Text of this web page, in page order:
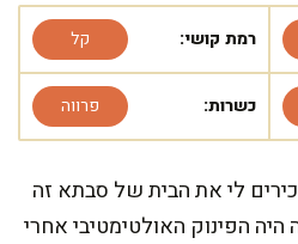
רמת קושי: קל
כשרות: פרווה
לי את הבית של סבתא זה
הפינוק האולטימטיבי אחרי